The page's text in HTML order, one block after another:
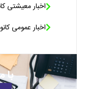
اخبار معیشتی
اخبار عمومی
با